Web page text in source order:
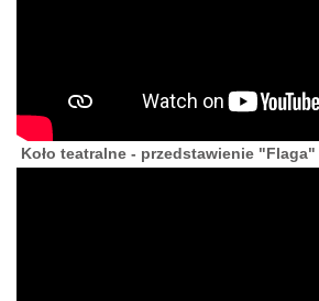
Koło teatralne - przedstawienie "Flaga"